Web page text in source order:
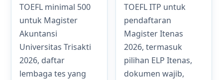
TOEFL minimal 500
untuk Magister
Akuntansi
Universitas Trisakti
2026, daftar
lembaga tes yang
TOEFL ITP untuk
pendaftaran
Magister Itenas
2026, termasuk
pilihan ELP Itenas,
dokumen wajib,